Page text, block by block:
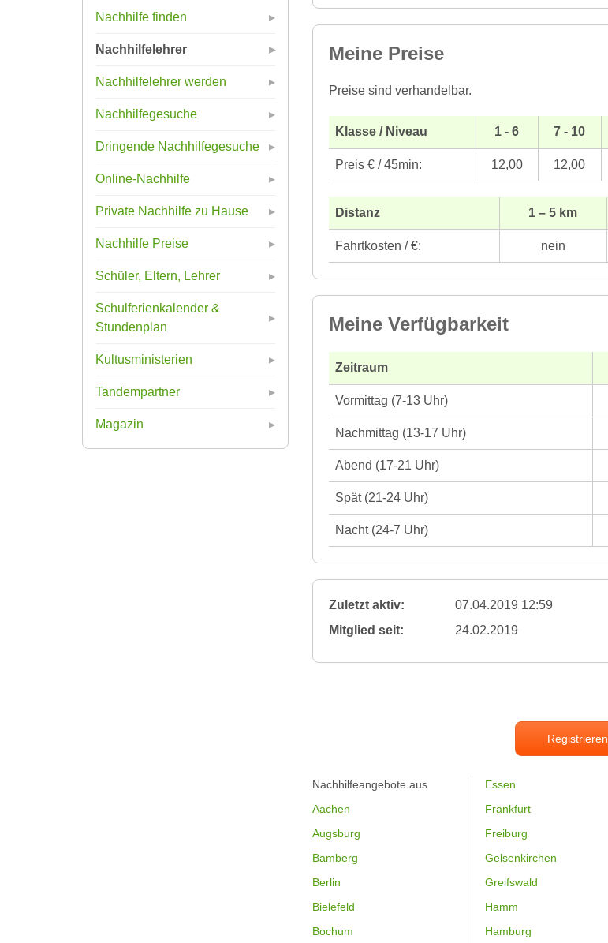
Nachhilfe finden
Nachhilfelehrer
Nachhilfelehrer werden
Nachhilfegesuche
Dringende Nachhilfegesuche
Online-Nachhilfe
Private Nachhilfe zu Hause
Nachhilfe Preise
Schüler, Eltern, Lehrer
Schulferienkalender &
Stundenplan
Kultusministerien
Tandempartner
Magazin
Meine Preise
Preise sind verhandelbar.
Klasse / Niveau 1 - 6 7 - 10
Preis € / 45min: 12,00 12,00
Distanz 1 – 5 km
Fahrtkosten / €: nein
Meine Verfügbarkeit
Zeitraum
Vormittag (7-13 Uhr)
Nachmittag (13-17 Uhr)
Abend (17-21 Uhr)
Spät (21-24 Uhr)
Nacht (24-7 Uhr)
Zuletzt aktiv: 07.04.2019 12:59
Mitglied seit:
24.02.2019
Registrieren
Nachhilfeangebote aus
Aachen
Augsburg
Bamberg
Berlin
Bielefeld
Bochum
Essen
Frankfurt
Freiburg
Gelsenkirchen
Greifswald
Hamm
Hamburg